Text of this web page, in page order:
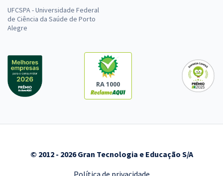
UFCSPA - Universidade Federal
de Ciência da Saúde de Porto
Alegre
RA 1000
© 2012 - 2026 Gran Tecnologia e Educação S/A
Política de privacidade